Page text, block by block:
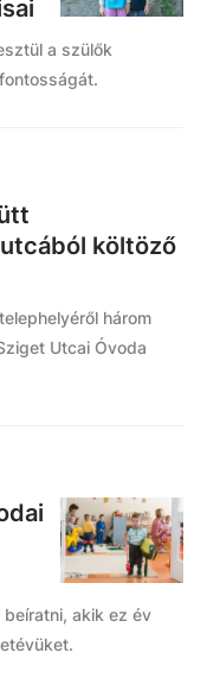
a szülők
költöző
három
Utcai Óvoda
akik ez év